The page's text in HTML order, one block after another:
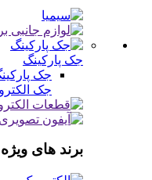
جک پارکینگ
جک
جک
برند های ویژه